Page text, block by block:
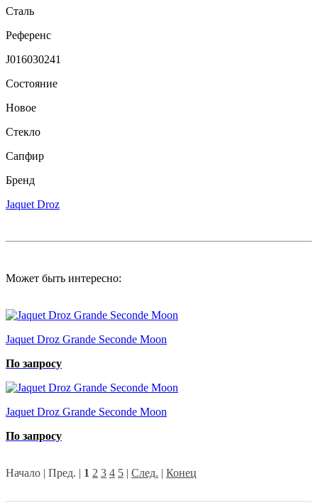
Сталь
Референс
J016030241
Состояние
Новое
Стекло
Сапфир
Бренд
Jaquet Droz
Может быть интересно:
Jaquet Droz Grande Seconde Moon
По запросу
Jaquet Droz Grande Seconde Moon
По запросу
Начало | Пред. | 1 2 3 4 5 | След. | Конец